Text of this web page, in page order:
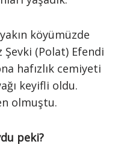
köyümüzde
Şevki (Polat) Efendi
hafızlık cemiyeti
keyifli oldu.
olmuştu.
peki?